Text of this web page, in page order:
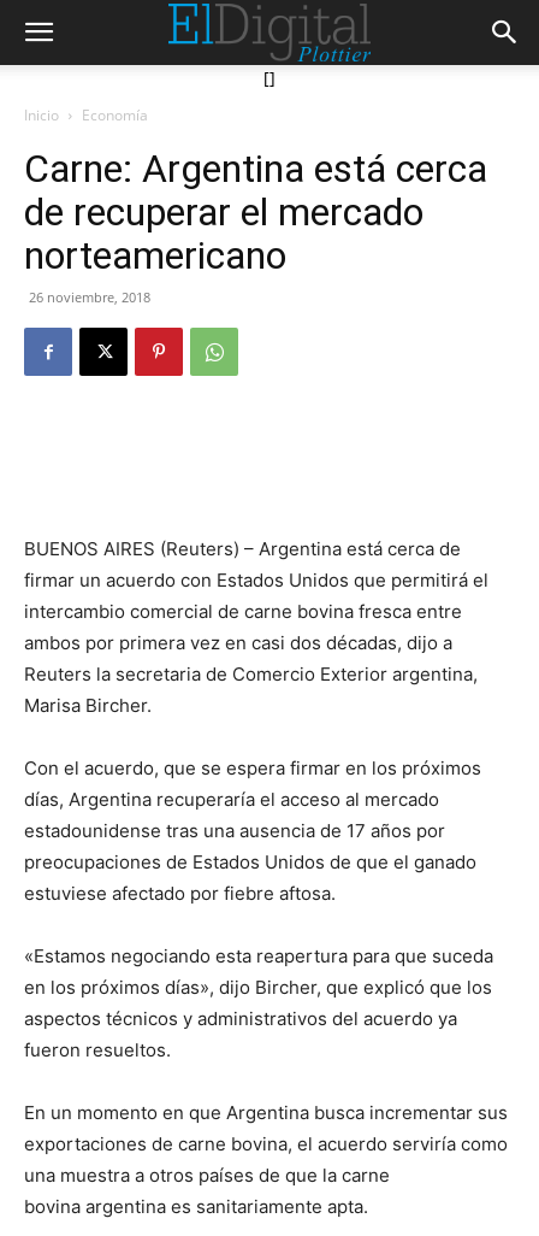
[]
Inicio Economía
Carne: Argentina está cerca
de recuperar el mercado
norteamericano
26 noviembre, 2018
BUENOS AIRES (Reuters) – Argentina está cerca de
firmar un acuerdo con Estados Unidos que permitirá el
intercambio comercial de carne bovina fresca entre
ambos por primera vez en casi dos décadas, dijo a
Reuters la secretaria de Comercio Exterior argentina,
Marisa Bircher.
Con el acuerdo, que se espera firmar en los próximos
días, Argentina recuperaría el acceso al mercado
estadounidense tras una ausencia de 17 años por
preocupaciones de Estados Unidos de que el ganado
estuviese afectado por fiebre aftosa.
«Estamos negociando esta reapertura para que suceda
en los próximos días», dijo Bircher, que explicó que los
aspectos técnicos y administrativos del acuerdo ya
fueron resueltos.
En un momento en que Argentina busca incrementar sus
exportaciones de carne bovina, el acuerdo serviría como
una muestra a otros países de que la carne
bovina argentina es sanitariamente apta.